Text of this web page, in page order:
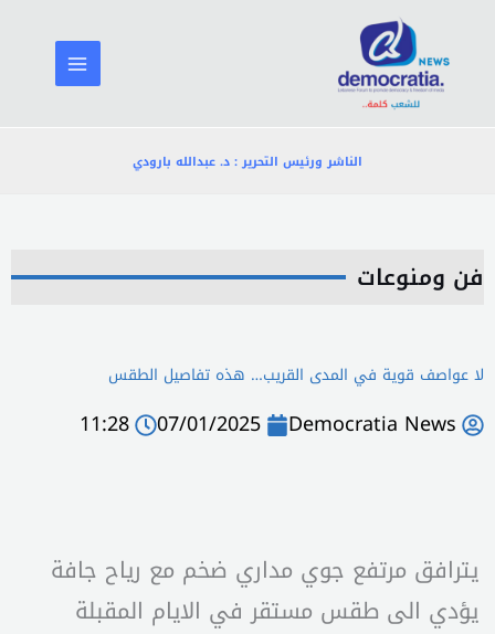
المحتوى
الناشر ورئيس التحرير : د. عبدالله بارودي
فن ومنوعات
لا عواصف قوية في المدى القريب… هذه تفاصيل الطقس
Democratia News
07/01/2025
11:28
يترافق مرتفع جوي مداري ضخم مع رياح جافة
يؤدي الى طقس مستقر في الايام المقبلة